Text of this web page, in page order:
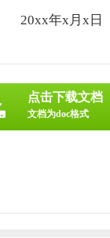
20xx年x月x日
点击下载文档
文档为doc格式